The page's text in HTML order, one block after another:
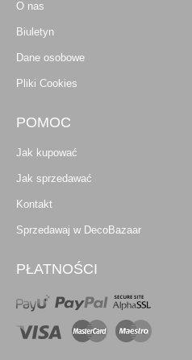
O nas
Biuletyn
Dane osobowe
Pliki Cookies
POMOC
Jak kupować
Jak sprzedawać
Kontakt
Sprzedawaj w DecoBazaar
PŁATNOŚCI